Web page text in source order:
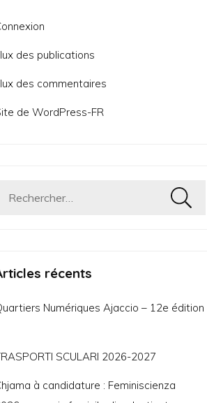
des publications
des commentaires
de WordPress-FR
Rechercher :
récents
Numériques Ajaccio – 12e édition
SCULARI 2026-2027
à candidature : Feminiscienza